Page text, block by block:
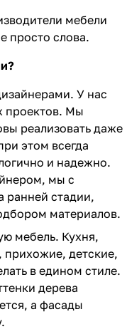
мебели
просто слова.
У нас
проектов. Мы
реализовать даже
этом всегда
и надежно.
мы с
ранней стадии,
материалов.
мебель. Кухня,
детские,
в едином стиле.
дерева
а фасады